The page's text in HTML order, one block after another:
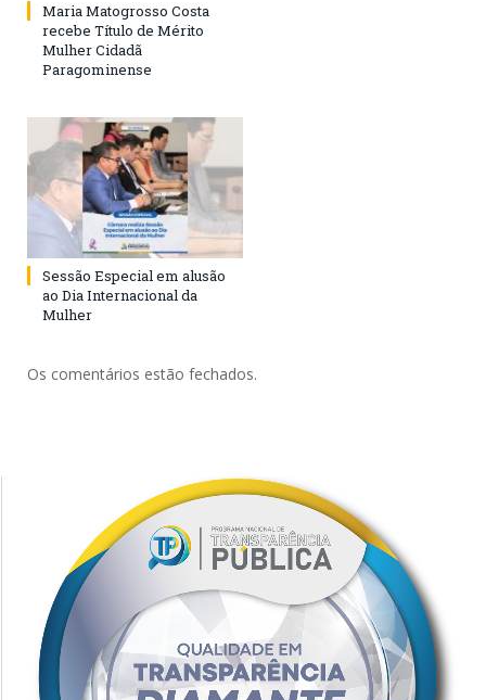
Maria Matogrosso Costa
recebe Título de Mérito
Mulher Cidadã
Paragominense
Sessão Especial em alusão
ao Dia Internacional da
Mulher
Os comentários estão fechados.